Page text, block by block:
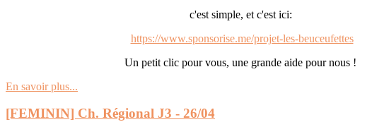
c'est simple, et c'est ici:
https://www.sponsorise.me/projet-les-beuceufettes
Un petit clic pour vous, une grande aide pour nous !
En savoir plus...
[FEMININ] Ch. Régional J3 - 26/04